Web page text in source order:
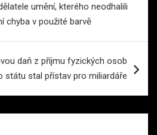
umění, kterého neodhalili
chyba v použité barvě
daň z příjmu fyzických osob
státu stal přístav pro miliardáře